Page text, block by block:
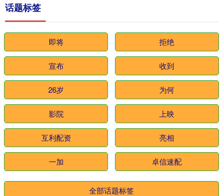
话题标签
即将 拒绝
宣布 收到
26岁 为何
影院 上映
互利配资 亮相
一加 卓信速配
全部话题标签